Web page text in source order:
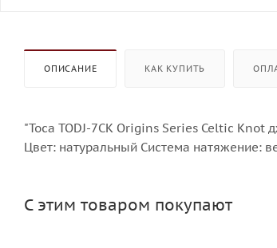
ОПИСАНИЕ КАК КУПИТЬ
"Toca TODJ-7CK Origins Series Celtic
Цвет: натуральный Система натяжение:
С этим товаром покупают